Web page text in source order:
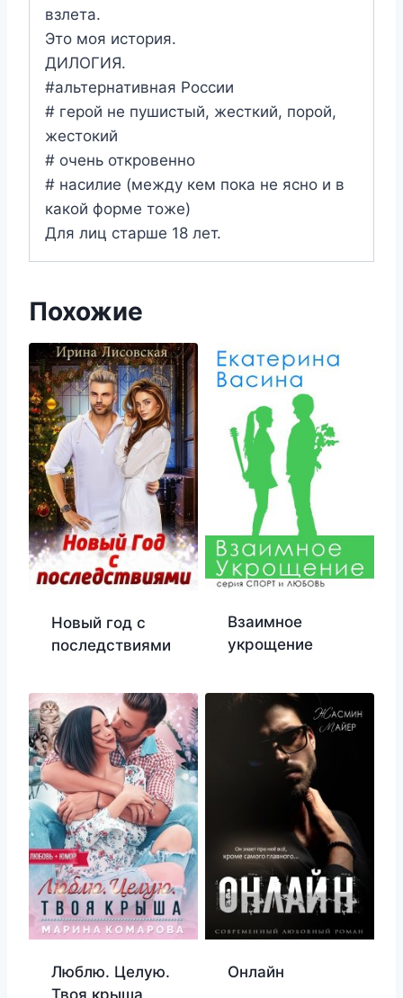
взлета.
Это моя история.
ДИЛОГИЯ.
#альтернативная России
# герой не пушистый, жесткий, порой,
жестокий
# очень откровенно
# насилие (между кем пока не ясно и в
какой форме тоже)
Для лиц старше 18 лет.
Похожие
Новый год с
последствиями
Взаимное
укрощение
Люблю. Целую.
Твоя крыша
Онлайн